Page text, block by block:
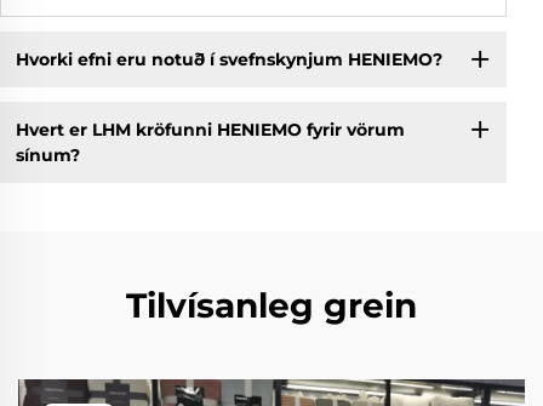
Hvorki efni eru notuð í svefnskynjum HENIEMO?
Hvert er LHM kröfunni HENIEMO fyrir vörum
sínum?
Tilvísanleg grein